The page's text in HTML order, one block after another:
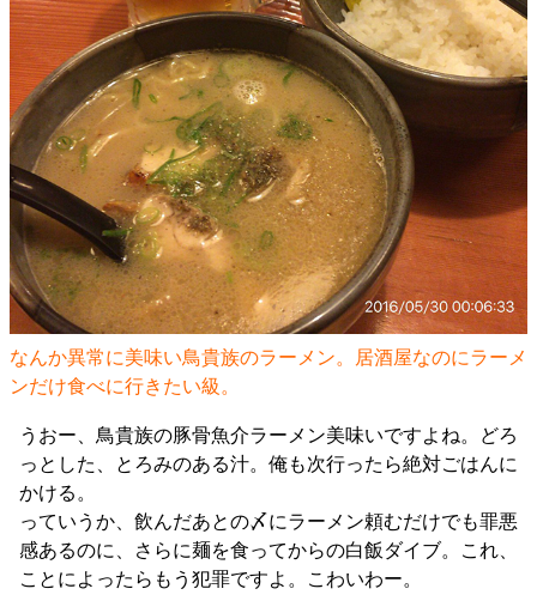
なんか異常に美味い鳥貴族のラーメン。居酒屋なのにラーメ
ンだけ食べに行きたい級。
うおー、鳥貴族の豚骨魚介ラーメン美味いですよね。どろ
っとした、とろみのある汁。俺も次行ったら絶対ごはんに
かける。
っていうか、飲んだあとの〆にラーメン頼むだけでも罪悪
感あるのに、さらに麺を食ってからの白飯ダイブ。これ、
ことによったらもう犯罪ですよ。こわいわー。